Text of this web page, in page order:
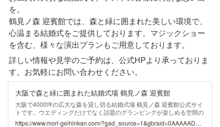
を。
鶴見ノ森 迎賓館では、森と緑に囲まれた美しい環境で、
心温まる結婚式をご提供しております。マジックショー
を含む、様々な演出プランもご用意しております。
詳しい情報や見学のご予約は、公式HPより承っておりま
す。お気軽にお問い合わせください。
大阪で森と緑に囲まれた結婚式場 鶴見ノ森 迎賓館
大阪で4000坪の広大な森を貸し切る結婚式場 鶴見ノ森 迎賓館公式サイ
トです。ウエディングだけでなく話題のグランピングが楽しめる空間の
テラスを新設。無料試食付きのブライダルフェアを開催しております。
https://www.mori-geihinkan.com/?gad_source=1&gbraid=0AAAAADG65XRH5G_wRZFDVJ8He-kBD56cx&gclid=Cj0KCQiAvP-6BhDyARIsAJ3uv7aRFjUBl51T-RuJKhTZ1ggHgHXnTgKdL1YBXI6cc0kPpyFX0c_TaccaAmMUEALw_wcB